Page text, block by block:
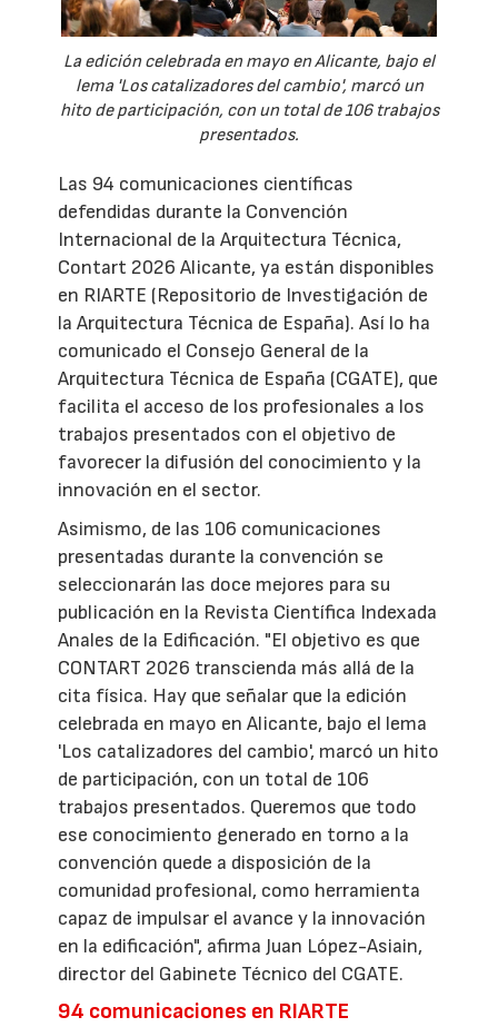
La edición celebrada en mayo en Alicante, bajo el
lema 'Los catalizadores del cambio', marcó un
hito de participación, con un total de 106 trabajos
presentados.
Las 94 comunicaciones científicas
defendidas durante la Convención
Internacional de la Arquitectura Técnica,
Contart 2026 Alicante, ya están disponibles
en RIARTE (Repositorio de Investigación de
la Arquitectura Técnica de España). Así lo ha
comunicado el Consejo General de la
Arquitectura Técnica de España (CGATE), que
facilita el acceso de los profesionales a los
trabajos presentados con el objetivo de
favorecer la difusión del conocimiento y la
innovación en el sector.
Asimismo, de las 106 comunicaciones
presentadas durante la convención se
seleccionarán las doce mejores para su
publicación en la Revista Científica Indexada
Anales de la Edificación. "El objetivo es que
CONTART 2026 transcienda más allá de la
cita física. Hay que señalar que la edición
celebrada en mayo en Alicante, bajo el lema
'Los catalizadores del cambio', marcó un hito
de participación, con un total de 106
trabajos presentados. Queremos que todo
ese conocimiento generado en torno a la
convención quede a disposición de la
comunidad profesional, como herramienta
capaz de impulsar el avance y la innovación
en la edificación", afirma Juan López-Asiain,
director del Gabinete Técnico del CGATE.
94 comunicaciones en RIARTE